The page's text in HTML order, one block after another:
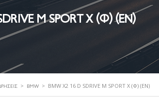
M SPORT X (Φ) (ΕΝ)
> BMW > BMW X2 16 D SDRIVE M SPORT X (Φ) (ΕΝ)